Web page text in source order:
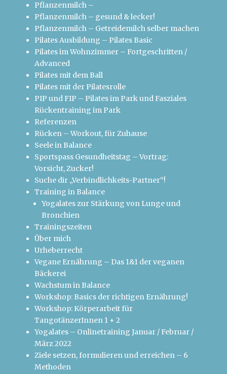
Pflanzenmilch –
Pflanzenmilch – gesund & lecker!
Pflanzenmilch – Getreidemilch selber machen
Pilates Ausbildung – Pilates Basic
Pilates im Wohnzimmer – Fortgeschritten /
Advanced
Pilates mit dem Ball
Pilates mit der Pilatesrolle
PIP und FIP – Pilates im Park und Fasziales
Rückentraining im Park
Referenzen
Rücken – Workout, für Zuhause
Seele in Balance
Sportspass Gesundheitstag – Vortrag:
Vorsicht, Zucker!
Suche dir „Verbindlichkeits-Partner“!
Training in Balance
Yogalates zur Stärkung von Lunge und
Bronchien
Trainingszeiten
Über mich
Urheberrecht
Vegane Ernährung – Das 1&1 der veganen
Bäckerei
Wachstum in Balance
Workshop: Basics der richtigen Ernährung!
Workshop: Körperarbeit für
TangotänzerInnen 1 + 2
Yogalates – Onlinetraining Januar / Februar /
März 2022
Ziele setzen, formulieren und erreichen – 6
Methoden